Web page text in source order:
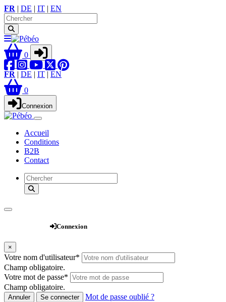
FR | DE | IT | EN
0
FR | DE | IT | EN
0
Connexion
Accueil
Conditions
B2B
Contact
Connexion
×
Votre nom d'utilisateur*
Champ obligatoire.
Votre mot de passe*
Champ obligatoire.
Annuler Se connecter
Mot de passe oublié ?